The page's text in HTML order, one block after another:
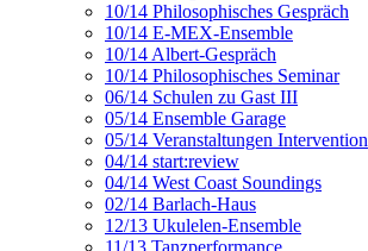
10/14 Philosophisches Gespräch
10/14 E-MEX-Ensemble
10/14 Albert-Gespräch
10/14 Philosophisches Seminar
06/14 Schulen zu Gast III
05/14 Ensemble Garage
05/14 Veranstaltungen Intervention
04/14 start:review
04/14 West Coast Soundings
02/14 Barlach-Haus
12/13 Ukulelen-Ensemble
11/13 Tanzperformance